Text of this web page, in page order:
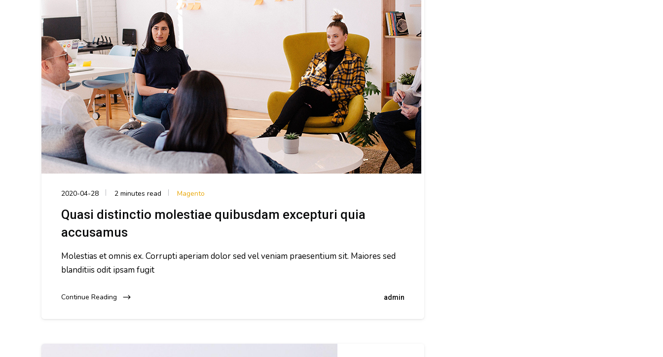
2020-04-28 2 minutes read Magento
Quasi distinctio molestiae quibusdam excepturi quia
accusamus
Molestias et omnis ex. Corrupti aperiam dolor sed vel veniam praesentium sit. Maiores sed
blanditiis odit ipsam fugit
Continue Reading admin